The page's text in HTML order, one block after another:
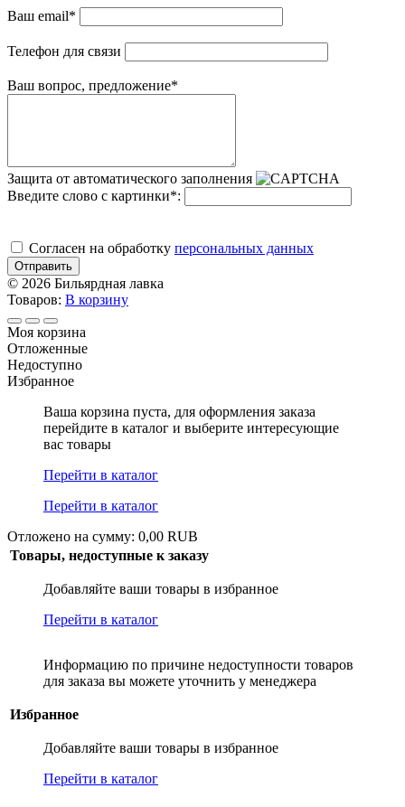
Ваш email*
Телефон для связи
Ваш вопрос, предложение*
Защита от автоматического заполнения
Введите слово с картинки*:
Cогласен на обработку персональных данных
Отправить
© 2026 Бильярдная лавка
Товаров: В корзину
Моя корзина
Отложенные
Недоступно
Избранное
Ваша корзина пуста, для оформления заказа
перейдите в каталог и выберите интересующие
вас товары
Перейти в каталог
Перейти в каталог
Отложено на сумму: 0,00 RUB
Товары, недоступные к заказу
Добавляйте ваши товары в избранное
Перейти в каталог
Информацию по причине недоступности товаров
для заказа вы можете уточнить у менеджера
Избранное
Добавляйте ваши товары в избранное
Перейти в каталог